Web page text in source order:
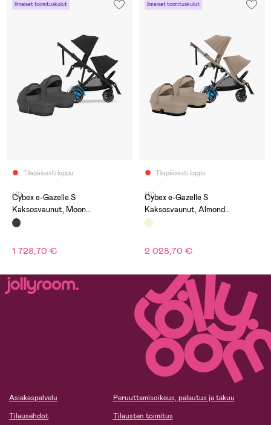
Ilmaiset toimituskulut
Tilapäisesti loppu
(0)
Cybex e-Gazelle S
Kaksosvaunut, Moon
Black/Black
1 728,70 €
Ilmaiset toimituskulut
Tilapäisesti loppu
(0)
Cybex e-Gazelle S
Kaksosvaunut, Almond
Beige/Taupe
2 028,70 €
Asiakaspalvelu
Tilausehdot
Peruuttamisoikeus, palautus ja takuu
Tilausten toimitus